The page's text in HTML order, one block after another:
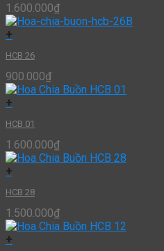
1.600.000₫
+
HCB 26
900.000₫
+
HCB 01
1.600.000₫
+
HCB 28
1.500.000₫
+